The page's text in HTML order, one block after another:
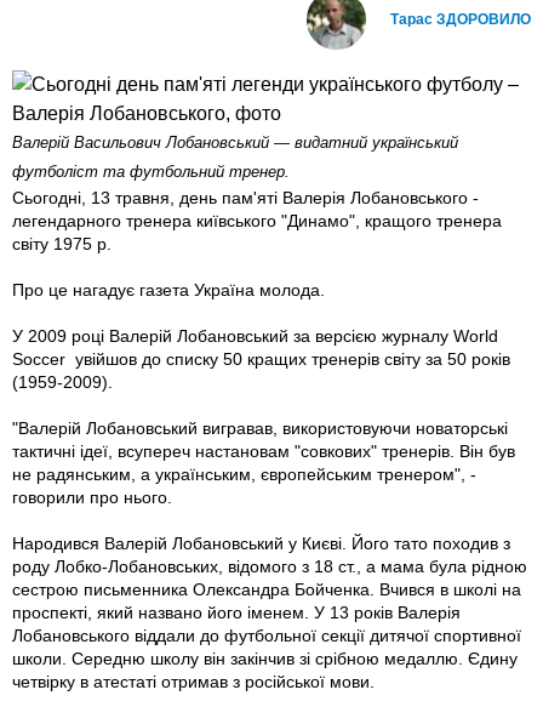
Тарас ЗДОРОВИЛО
Валерій Васильович Лобановський — видатний український
футболіст та футбольний тренер.
Сьогодні, 13 травня, день пам'яті Валерія Лобановського -
легендарного тренера київського "Динамо", кращого тренера
світу 1975 р.
Про це нагадує газета Україна молода.
У 2009 році Валерій Лобановський за версією журналу World
Soccer увійшов до списку 50 кращих тренерів світу за 50 років
(1959-2009).
"Валерій Лобановський вигравав, використовуючи новаторські
тактичні ідеї, всупереч настановам "совкових" тренерів. Він був
не радянським, а українським, європейським тренером", -
говорили про нього.
Народився Валерій Лобановський у Києві. Його тато походив з
роду Лобко-Лобановських, відомого з 18 ст., а мама була рідною
сестрою письменника Олександра Бойченка. Вчився в школі на
проспекті, який названо його іменем. У 13 років Валерія
Лобановського віддали до футбольної секції дитячої спортивної
школи. Середню школу він закінчив зі срібною медаллю. Єдину
четвірку в атестаті отримав з російської мови.